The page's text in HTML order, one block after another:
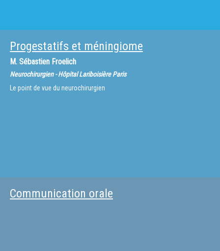
Progestatifs et méningiome
M. Sébastien Froelich
Neurochirurgien - Hôpital Lariboisière Paris
Le point de vue du neurochirurgien
Communication orale